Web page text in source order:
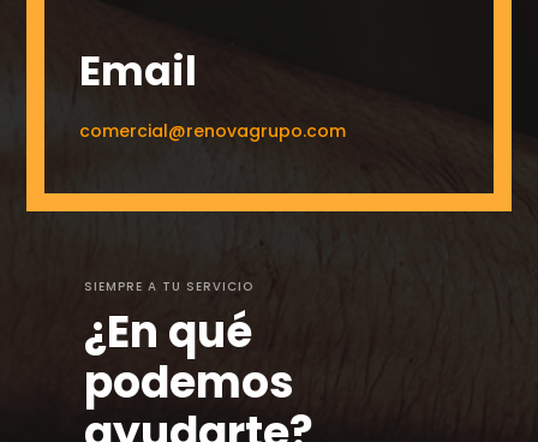
SIEMPRE A TU SERVICIO
¿En qué
podemos
Email
comercial@renovagrupo.com